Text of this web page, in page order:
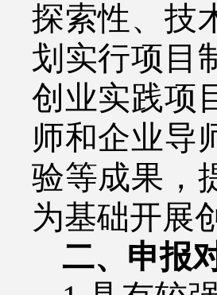
探索性、技
划实行项目
创业实践项
师和企业导
验等成果，
为基础开展
二、申报